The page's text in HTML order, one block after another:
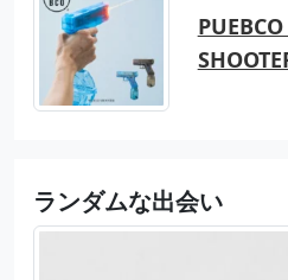
ランダムな出会い